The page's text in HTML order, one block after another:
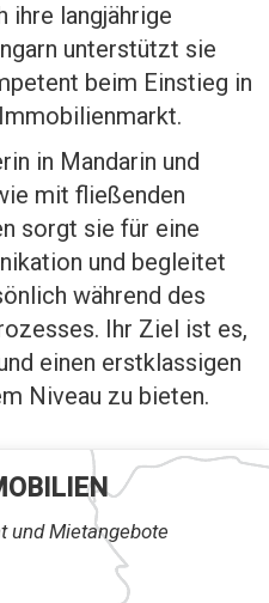
ihre langjährige
unterstützt sie
beim Einstieg in
in Mandarin und
mit fließenden
sorgt sie für eine
und begleitet
während des
Ihr Ziel ist es,
einen erstklassigen
Niveau zu bieten.
und Mietangebote